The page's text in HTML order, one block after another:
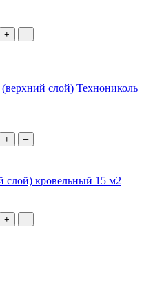
+
–
слой) Технониколь
+
–
слой) кровельный 15 м2
+
–